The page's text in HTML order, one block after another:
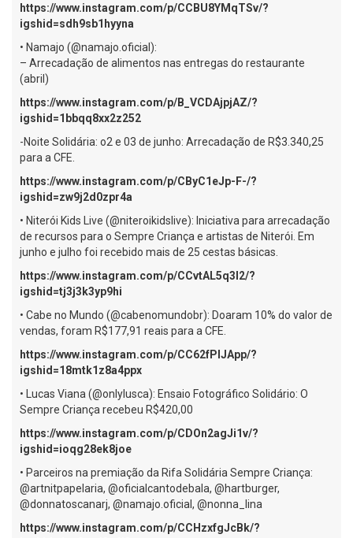
https://www.instagram.com/p/CCBU8YMqTSv/?
igshid=sdh9sb1hyyna
• Namajo (@namajo.oficial):
– Arrecadação de alimentos nas entregas do restaurante
(abril)
https://www.instagram.com/p/B_VCDAjpjAZ/?
igshid=1bbqq8xx2z252
-Noite Solidária: o2 e 03 de junho: Arrecadação de R$3.340,25
para a CFE.
https://www.instagram.com/p/CByC1eJp-F-/?
igshid=zw9j2d0zpr4a
• Niterói Kids Live (@niteroikidslive): Iniciativa para arrecadação
de recursos para o Sempre Criança e artistas de Niterói. Em
junho e julho foi recebido mais de 25 cestas básicas.
https://www.instagram.com/p/CCvtAL5q3l2/?
igshid=tj3j3k3yp9hi
• Cabe no Mundo (@cabenomundobr): Doaram 10% do valor de
vendas, foram R$177,91 reais para a CFE.
https://www.instagram.com/p/CC62fPlJApp/?
igshid=18mtk1z8a4ppx
• Lucas Viana (@onlylusca): Ensaio Fotográfico Solidário: O
Sempre Criança recebeu R$420,00
https://www.instagram.com/p/CDOn2agJi1v/?
igshid=ioqg28ek8joe
• Parceiros na premiação da Rifa Solidária Sempre Criança:
@artnitpapelaria, @oficialcantodebala, @hartburger,
@donnatoscanarj, @namajo.oficial, @nonna_lina
https://www.instagram.com/p/CCHzxfgJcBk/?